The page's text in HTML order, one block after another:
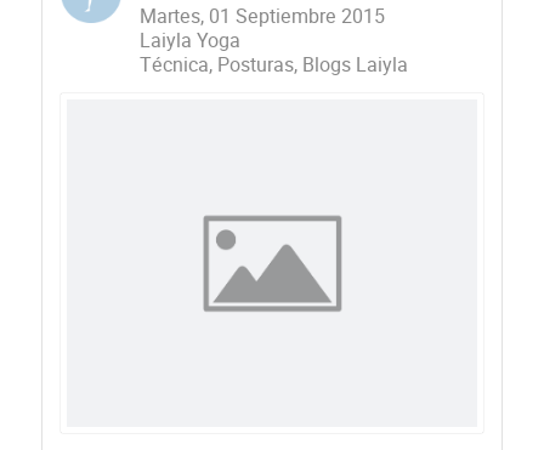
Martes, 01 Septiembre 2015
Laiyla Yoga
Técnica Posturas Blogs Laiyla